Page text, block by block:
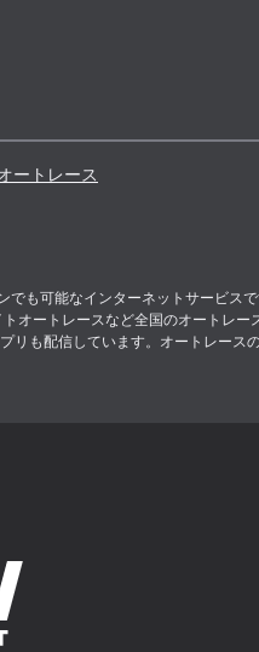
ートレース
も可能なインターネットサービス
ートレースなど全国のオートレー
も配信しています。オートレース